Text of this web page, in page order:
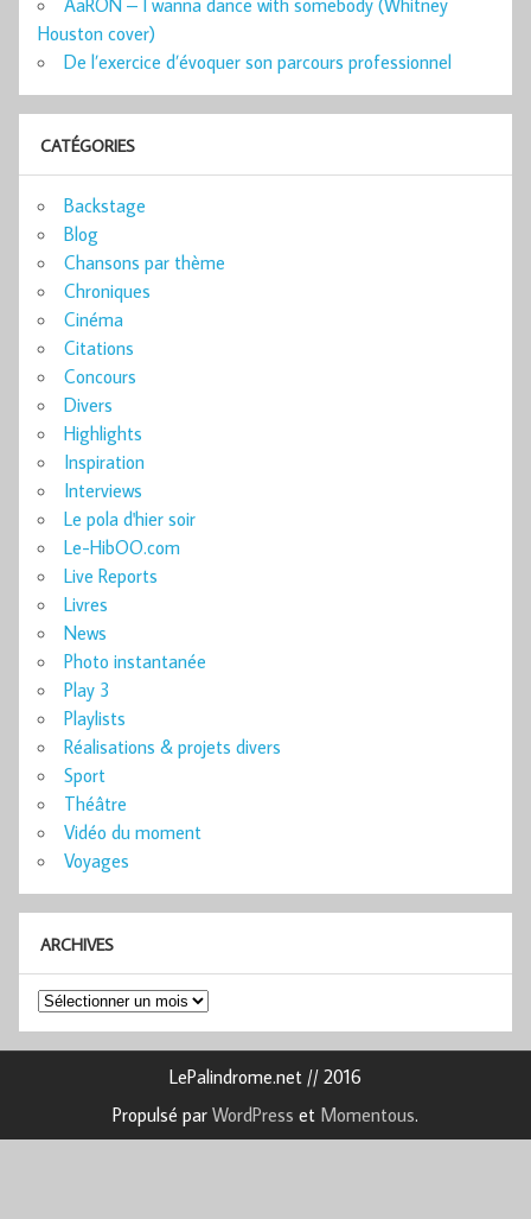
AaRON – I wanna dance with somebody (Whitney
Houston cover)
De l’exercice d’évoquer son parcours professionnel
CATÉGORIES
Backstage
Blog
Chansons par thème
Chroniques
Cinéma
Citations
Concours
Divers
Highlights
Inspiration
Interviews
Le pola d'hier soir
Le-HibOO.com
Live Reports
Livres
News
Photo instantanée
Play 3
Playlists
Réalisations & projets divers
Sport
Théâtre
Vidéo du moment
Voyages
ARCHIVES
Archives
LePalindrome.net // 2016
Propulsé par WordPress et Momentous.